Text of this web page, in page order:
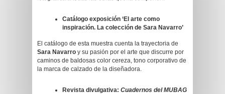
Catálogo exposición ‘El arte como
inspiración. La colección de Sara Navarro’
El catálogo de esta muestra cuenta la trayectoria de
Sara Navarro y su pasión por el arte que discurre por
caminos de baldosas color cereza, tono corporativo de
la marca de calzado de la diseñadora.
Revista divulgativa: Cuadernos del MUBAG